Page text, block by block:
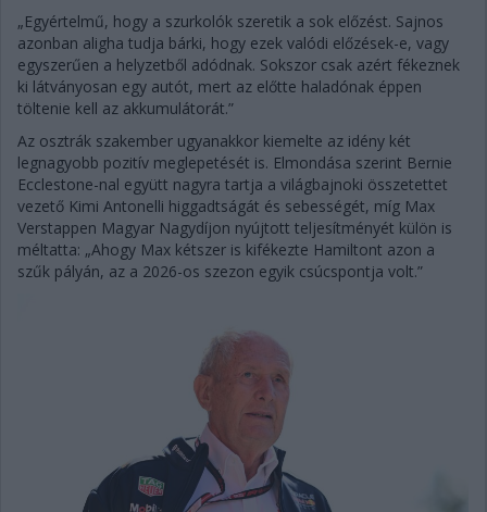
„Egyértelmű, hogy a szurkolók szeretik a sok előzést. Sajnos
azonban aligha tudja bárki, hogy ezek valódi előzések-e, vagy
egyszerűen a helyzetből adódnak. Sokszor csak azért fékeznek
ki látványosan egy autót, mert az előtte haladónak éppen
töltenie kell az akkumulátorát.”
Az osztrák szakember ugyanakkor kiemelte az idény két
legnagyobb pozitív meglepetését is. Elmondása szerint Bernie
Ecclestone-nal együtt nagyra tartja a világbajnoki összetettet
vezető Kimi Antonelli higgadtságát és sebességét, míg Max
Verstappen Magyar Nagydíjon nyújtott teljesítményét külön is
méltatta: „Ahogy Max kétszer is kifékezte Hamiltont azon a
szűk pályán, az a 2026-os szezon egyik csúcspontja volt.”